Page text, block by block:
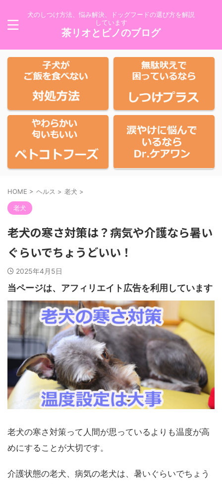
犬のしつけ方法、悩み解決、ドッグフードの選び方を解説
しています
茶リオとビノのブログ
HOME > ヘルス > 老犬 >
老犬
老犬の寒さ対策は？病気や介護なら暑い
ぐらいでちょうどいい！
2025年4月5日
当ページは、アフィリエイト広告を利用しています
老犬の寒さ対策って人間が思っているよりも温度が高
めにすることが大切です。
介護状態の老犬、病気の老犬は、暑いぐらいでちょう